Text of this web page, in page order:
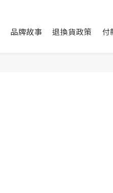
品牌故事 退換貨政策 付